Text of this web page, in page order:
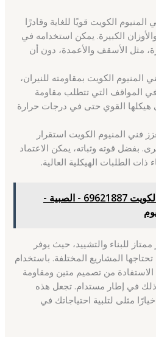
المنيوم الكويت قويًا للغاية وقادرًا
الكبيرة. يمكن استخدامه في
مثل الأسقف والأعمدة، دون أن
المنيوم الكويت بمقاومته للنيران،
في المواقف التي تتطلب مقاومة
هيكلها القوي حتى في درجات حرارة
فني المنيوم الكويت استقرار
بفضل قوته وثباته، يمكن الاعتماد
ذات الطلبات الهيكلية العالية.
فني ألمنيوم الكويت 69621887 - الصبية -
للبناء والتشييد، حيث يوفر
تحتاجها المشاريع المختلفة. باستخدام
من تصميم متين ومقاومة
ذلك في إطار مستدام. تجعل هذه
مثلى لتلبية احتياجاتك في